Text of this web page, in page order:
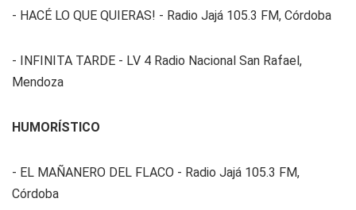
- HACÉ LO QUE QUIERAS! - Radio Jajá 105.3 FM, Córdoba
- INFINITA TARDE - LV 4 Radio Nacional San Rafael,
Mendoza
HUMORÍSTICO
- EL MAÑANERO DEL FLACO - Radio Jajá 105.3 FM,
Córdoba